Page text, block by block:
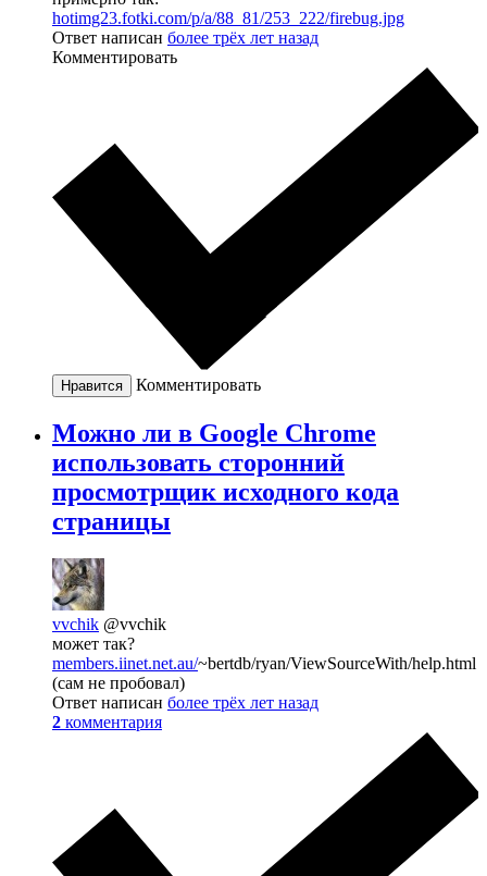
hotimg23.fotki.com/p/a/88_81/253_222/firebug.jpg
Ответ написан более трёх лет назад
Комментировать
Нравится Комментировать
Можно ли в Google Chrome
использовать сторонний
просмотрщик исходного кода
страницы
vvchik @vvchik
может так?
members.iinet.net.au/~bertdb/ryan/ViewSourceWith/help.html
(сам не пробовал)
Ответ написан более трёх лет назад
2 комментария